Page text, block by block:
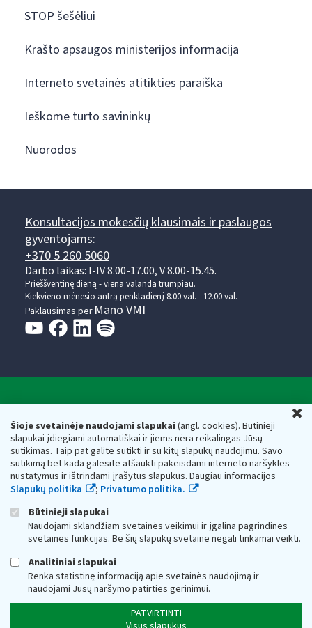
Šioje svetainėje naudojami slapukai(angl. cookies). Būtinieji
slapukai įdiegiami automatiškai ir jiems nėra reikalingas Jūsų
sutikimas. Taip pat galite sutikti ir su kitų slapukų naudojimu. Savo
sutikimą bet kada galėsite atšaukti pakeisdami interneto naršyklės
nustatymus ir ištrindami įrašytus slapukus. Daugiau informacijos
Slapukų politika
; Privatumo politika.
Būtinieji slapukai
Naudojami sklandžiam svetainės veikimui ir įgalina pagrindines
svetainės funkcijas. Be šių slapukų svetainė negali tinkamai veikti.
Analitiniai slapukai
Renka statistinę informaciją apie svetainės naudojimą ir
naudojami Jūsų naršymo patirties gerinimui.
PATVIRTINTI
STOP šešėliui
Krašto apsaugos ministerijos informacija
Interneto svetainės atitikties paraiška
Ieškome turto savininkų
Nuorodos
Konsultacijos mokesčių klausimais ir paslaugos
gyventojams:
+370 5 260 5060
Darbo laikas: I-IV 8.00-17.00, V 8.00-15.45.
Prieššventinę dieną - viena valanda trumpiau.
Kiekvieno mėnesio antrą penktadienį 8.00 val. - 12.00 val.
Paklausimas per Mano VMI
Respublikos finansų ministerijos
Biudžetinė įstaiga. Juridinio asmens kodas — 188659752,
adresas: Vasario 16-osios g. 14, 01107 Vilnius, Lietuva, el.paštas:
vmi@vmi.lt, E. pristatymo dėžutės adresas 188659752
Duomenys apie Valstybinę mokesčių inspekciją prie Lietuvos
Respublikos finansų ministerijos kaupiami ir saugomi Juridinių